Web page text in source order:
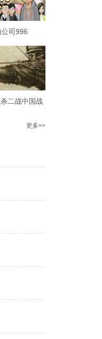
司996
二战中国战
更多>>